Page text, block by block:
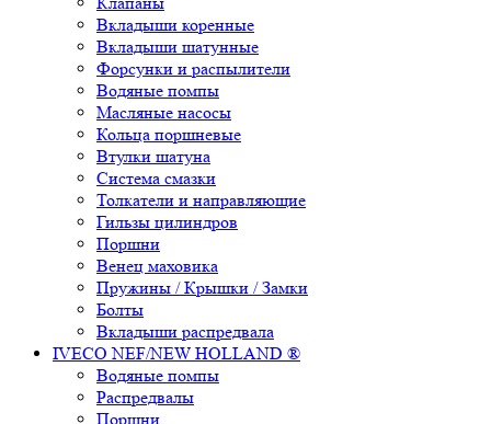
Вкладыши коренные
Вкладыши шатунные
Форсунки и распылители
Водяные помпы
Масляные насосы
Кольца поршневые
Втулки шатуна
Система смазки
Толкатели и направляющие
Гильзы цилиндров
Поршни
Венец маховика
Пружины / Крышки / Замки
Болты
Вкладыши распредвала
IVECO NEF/NEW HOLLAND ®
Водяные помпы
Распредвалы
Поршни